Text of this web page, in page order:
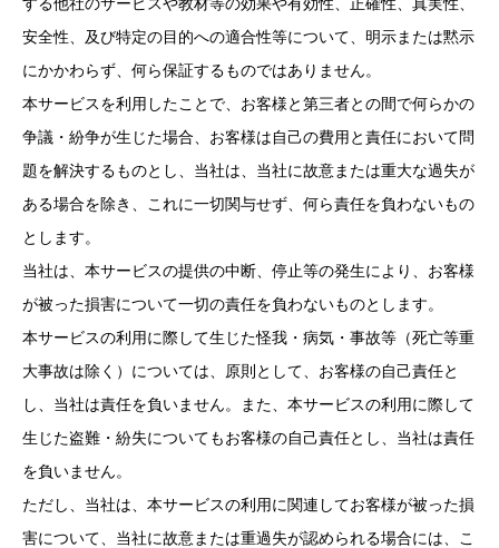
する他社のサービスや教材等の効果や有効性、正確性、真実性、
安全性、及び特定の目的への適合性等について、明示または黙示
にかかわらず、何ら保証するものではありません。
本サービスを利用したことで、お客様と第三者との間で何らかの
争議・紛争が生じた場合、お客様は自己の費用と責任において問
題を解決するものとし、当社は、当社に故意または重大な過失が
ある場合を除き、これに一切関与せず、何ら責任を負わないもの
とします。
当社は、本サービスの提供の中断、停止等の発生により、お客様
が被った損害について一切の責任を負わないものとします。
本サービスの利用に際して生じた怪我・病気・事故等（死亡等重
大事故は除く）については、原則として、お客様の自己責任と
し、当社は責任を負いません。また、本サービスの利用に際して
生じた盗難・紛失についてもお客様の自己責任とし、当社は責任
を負いません。
ただし、当社は、本サービスの利用に関連してお客様が被った損
害について、当社に故意または重過失が認められる場合には、こ